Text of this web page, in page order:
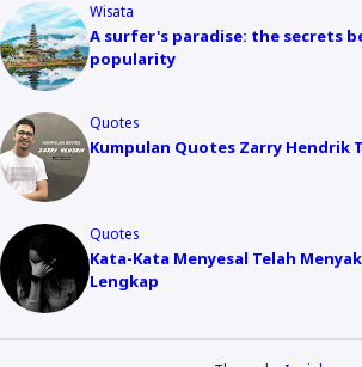
Wisata
A surfer's paradise: the secrets
popularity
Quotes
Kumpulan Quotes Zarry Hendrik
Quotes
Kata-Kata Menyesal Telah
Lengkap